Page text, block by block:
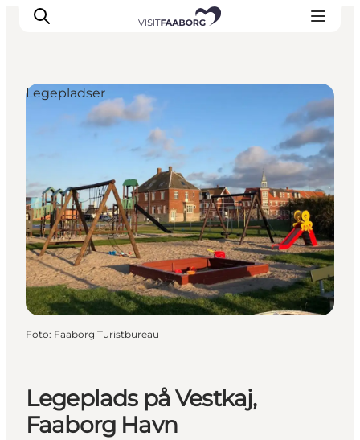
Oplevelser
Øhop
Outdoor
Det sker
Legeplads på Vestkaj,
Faaborg Havn
Legepladser
Foto: Faaborg Turistbureau